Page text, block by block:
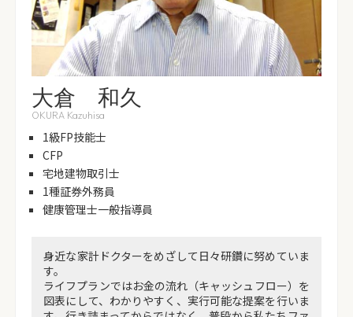
大倉 和久
OKURA Kazuhisa
1級FP技能士
CFP
宅地建物取引士
1種証券外務員
健康管理士一般指導員
身近な家計ドクターをめざして日々研鑽に努めていま
す。
ライフプランではお金の流れ（キャッシュフロー）を
図表にして、わかりやすく、実行可能な提案を行いま